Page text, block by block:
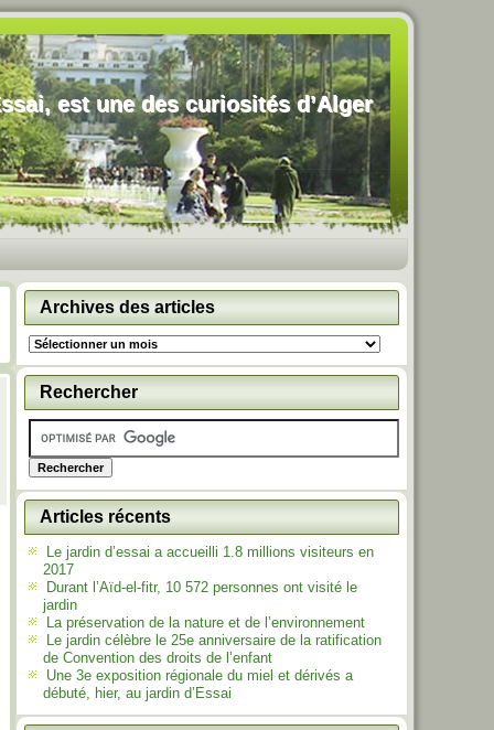
est une des curiosités d’Alger
Archives des articles
Archives
des
articles
Rechercher
Articles récents
Le jardin d’essai a accueilli 1.8 millions visiteurs en
2017
Durant l’Aïd-el-fitr, 10 572 personnes ont visité le
jardin
La préservation de la nature et de l’environnement
Le jardin célèbre le 25e anniversaire de la ratification
de Convention des droits de l’enfant
Une 3e exposition régionale du miel et dérivés a
débuté, hier, au jardin d’Essai